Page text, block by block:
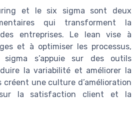
et le six sigma sont deux
qui transforment la
entreprises. Le lean vise à
et à optimiser les processus,
s’appuie sur des outils
la variabilité et améliorer la
créent une culture d’amélioration
la satisfaction client et la